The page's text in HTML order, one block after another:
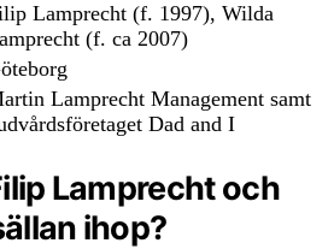
Lamprecht (f. 1997), Wilda
(f. ca 2007)
Lamprecht Management samt
Dad and I
Lamprecht och
ihop?